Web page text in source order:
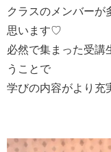
クラスのメンバーが
思います♡
必然で集まった受講
うことで
学びの内容がより充